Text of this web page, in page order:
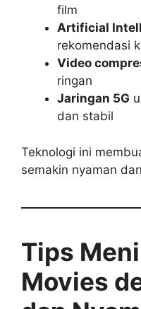
film
Artificial
rekomendasi
Video
ringan
Jaringan 5G
dan stabil
Teknologi ini
semakin nyaman
Tips
Movies